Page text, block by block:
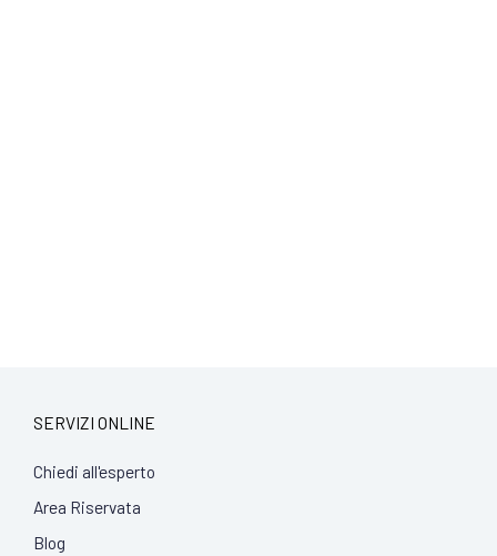
SERVIZI ONLINE
Chiedi all'esperto
Area Riservata
Blog